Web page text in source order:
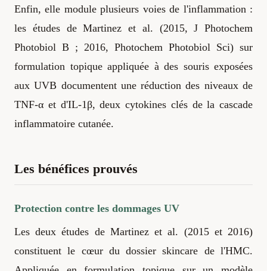
Enfin, elle module plusieurs voies de l'inflammation :
les études de Martinez et al. (2015, J Photochem
Photobiol B ; 2016, Photochem Photobiol Sci) sur
formulation topique appliquée à des souris exposées
aux UVB documentent une réduction des niveaux de
TNF-α et d'IL-1β, deux cytokines clés de la cascade
inflammatoire cutanée.
Les bénéfices prouvés
Protection contre les dommages UV
Les deux études de Martinez et al. (2015 et 2016)
constituent le cœur du dossier skincare de l'HMC.